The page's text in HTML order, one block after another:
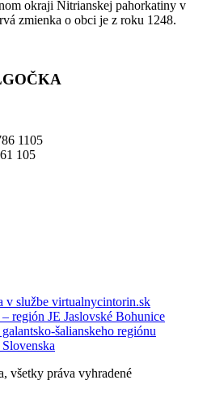
okraji Nitrianskej pahorkatiny v
zmienka o obci je z roku 1248.
1105
105
v službe virtualnycintorin.sk
región JE Jaslovské Bohunice
šalianskeho regiónu
všetky práva vyhradené